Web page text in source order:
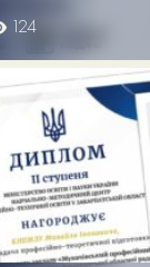
124